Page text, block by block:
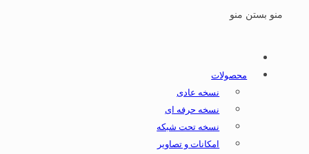
منو بستن منو
محصولات
نسخه عادی
نسخه حرفه ای
نسخه تحت شبکه
امکانات و تصاویر